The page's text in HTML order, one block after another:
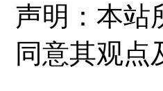
声明：本站
同意其观点